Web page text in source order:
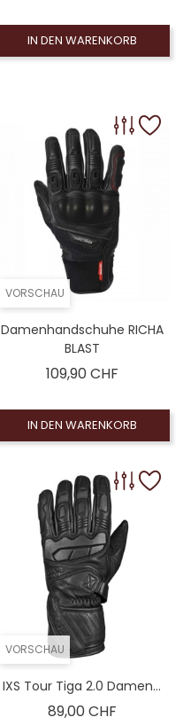
IN DEN WARENKORB
VORSCHAU
Damenhandschuhe RICHA
BLAST
109,90 CHFPreis
IN DEN WARENKORB
VORSCHAU
IXS Tour Tiga 2.0 Damen...
89,00 CHFPreis